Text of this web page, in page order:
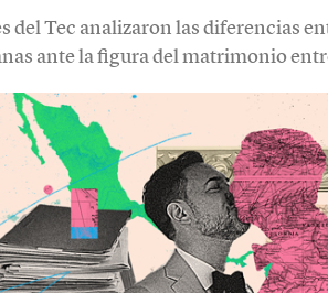
del Tec analizaron las diferencias
ante la figura del matrimonio